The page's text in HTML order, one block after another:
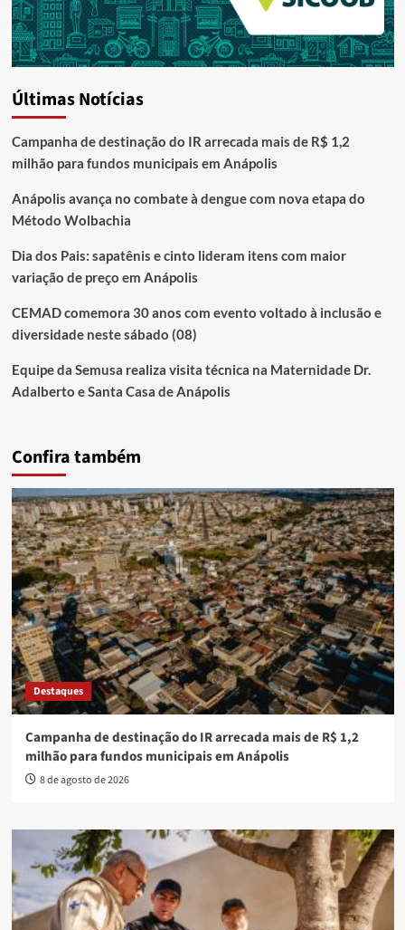
Últimas Notícias
Campanha de destinação do IR arrecada mais de R$ 1,2
milhão para fundos municipais em Anápolis
Anápolis avança no combate à dengue com nova etapa do
Método Wolbachia
Dia dos Pais: sapatênis e cinto lideram itens com maior
variação de preço em Anápolis
CEMAD comemora 30 anos com evento voltado à inclusão e
diversidade neste sábado (08)
Equipe da Semusa realiza visita técnica na Maternidade Dr.
Adalberto e Santa Casa de Anápolis
Confira também
Destaques
Campanha de destinação do IR arrecada mais de R$ 1,2
milhão para fundos municipais em Anápolis
8 de agosto de 2026